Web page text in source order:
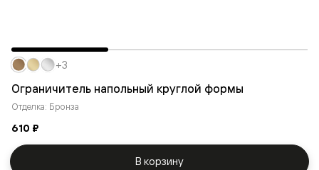
Ограничитель напольный круглой формы
Отделка: Бронза
610 ₽
+3
В корзину